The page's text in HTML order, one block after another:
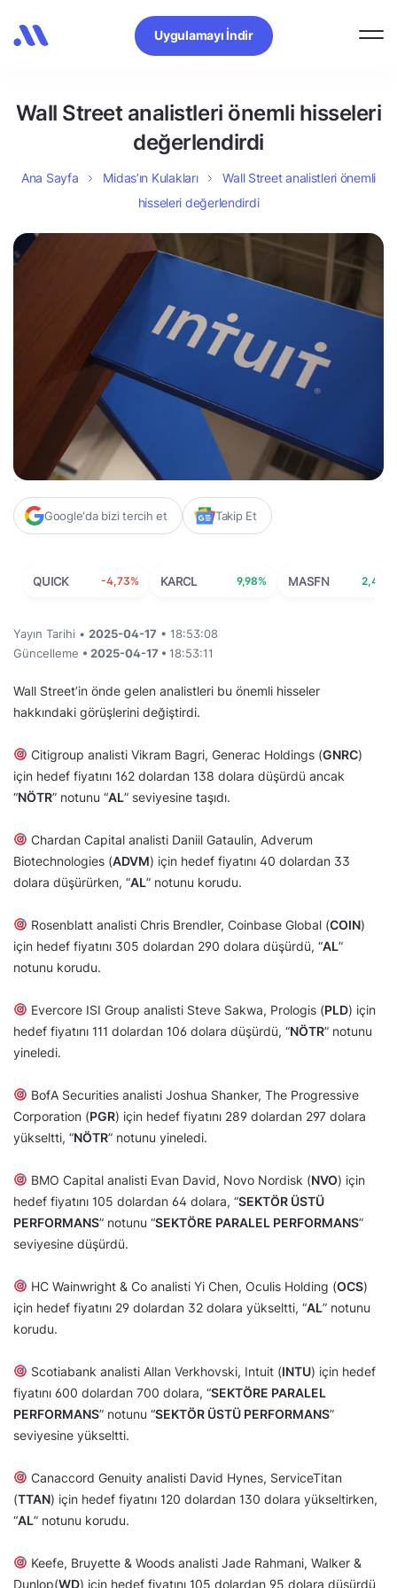
Uygulamayı İndir
Wall Street analistleri önemli hisseleri
değerlendirdi
Ana Sayfa Midas’ın Kulakları
Wall Street analistleri önemli
hisseleri değerlendirdi
Google'da bizi tercih et Takip Et
QUICK -4,73% KARCL 9,98% MASFN 2,44%
Yayın Tarihi • 2025-04-17 • 18:53:08
Güncelleme • 2025-04-17 • 18:53:11
Wall Street’in önde gelen analistleri bu önemli hisseler
hakkındaki görüşlerini değiştirdi.
Citigroup analisti Vikram Bagri, Generac Holdings (GNRC)
için hedef fiyatını 162 dolardan 138 dolara düşürdü ancak
“NÖTR” notunu “AL” seviyesine taşıdı.
Chardan Capital analisti Daniil Gataulin, Adverum
Biotechnologies (ADVM) için hedef fiyatını 40 dolardan 33
dolara düşürürken, “AL” notunu korudu.
Rosenblatt analisti Chris Brendler, Coinbase Global (COIN)
için hedef fiyatını 305 dolardan 290 dolara düşürdü, “AL”
notunu korudu.
Evercore ISI Group analisti Steve Sakwa, Prologis (PLD) için
hedef fiyatını 111 dolardan 106 dolara düşürdü, “NÖTR” notunu
yineledi.
BofA Securities analisti Joshua Shanker, The Progressive
Corporation (PGR) için hedef fiyatını 289 dolardan 297 dolara
yükseltti, “NÖTR” notunu yineledi.
BMO Capital analisti Evan David, Novo Nordisk (NVO) için
hedef fiyatını 105 dolardan 64 dolara, “SEKTÖR ÜSTÜ
PERFORMANS” notunu “SEKTÖRE PARALEL PERFORMANS”
seviyesine düşürdü.
HC Wainwright & Co analisti Yi Chen, Oculis Holding (OCS)
için hedef fiyatını 29 dolardan 32 dolara yükseltti, “AL” notunu
korudu.
Scotiabank analisti Allan Verkhovski, Intuit (INTU) için hedef
fiyatını 600 dolardan 700 dolara, “SEKTÖRE PARALEL
PERFORMANS” notunu “SEKTÖR ÜSTÜ PERFORMANS”
seviyesine yükseltti.
Canaccord Genuity analisti David Hynes, ServiceTitan
(TTAN) için hedef fiyatını 120 dolardan 130 dolara yükseltirken,
“AL” notunu korudu.
Keefe, Bruyette & Woods analisti Jade Rahmani, Walker &
Dunlop(WD) için hedef fiyatını 105 dolardan 95 dolara düşürdü